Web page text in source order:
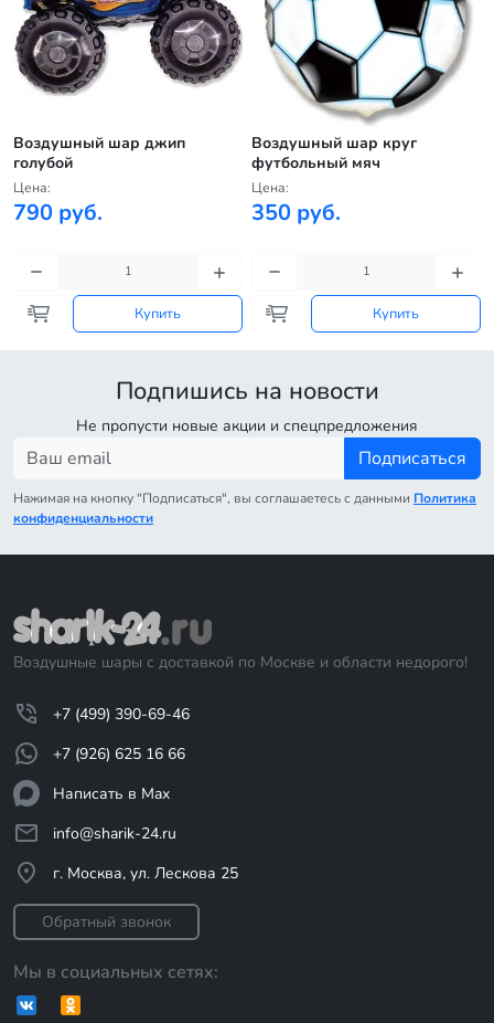
Воздушный шар джип
голубой
Цена:
790 руб.
Купить
Воздушный шар круг
футбольный мяч
Цена:
350 руб.
Купить
Подпишись на новости
Не пропусти новые акции и спецпредложения
Подписаться
Нажимая на кнопку "Подписаться", вы соглашаетесь с данными Политика
конфиденциальности
Воздушные шары с доставкой по Москве и области недорого!
+7 (499) 390-69-46
+7 (926) 625 16 66
Написать в Max
info@sharik-24.ru
г. Москва, ул. Лескова 25
Обратный звонок
Мы в социальных сетях: